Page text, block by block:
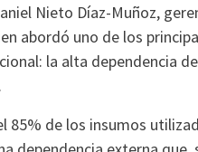
Nieto Díaz-Muñoz,
abordó uno de los
la alta dependencia
85% de los insumos